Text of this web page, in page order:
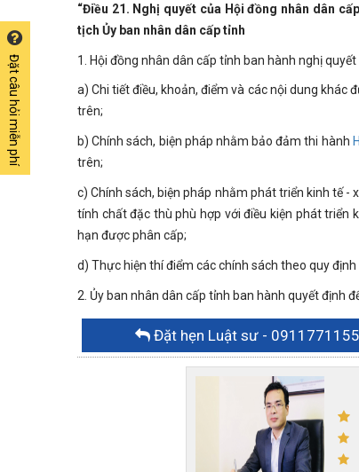
“Điều 21. Nghị quyết của Hội đồng nhân dân
tịch Ủy ban nhân dân cấp tỉnh
1. Hội đồng nhân dân cấp tỉnh ban hành nghị quyết
a) Chi tiết điều, khoản, điểm và các nội dung
trên;
b) Chính sách, biện pháp nhằm bảo đảm thi hành
trên;
c) Chính sách, biện pháp nhằm phát triển kinh tế -
tính chất đặc thù phù hợp với điều kiện phát triển
hạn được phân cấp;
d) Thực hiện thí điểm các chính sách theo quy định
2. Ủy ban nhân dân cấp tỉnh ban hành quyết định
Đặt hẹn Luật sư- 0911771155
Đặt câu hỏi miễn phí